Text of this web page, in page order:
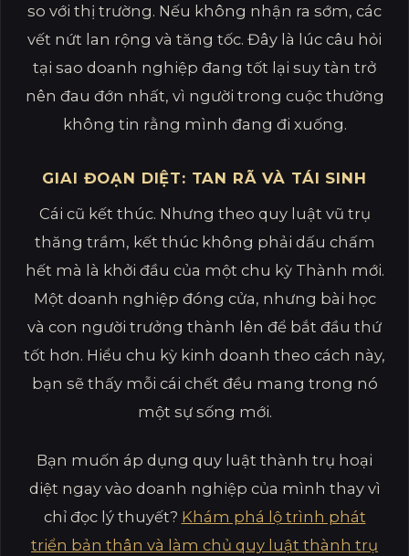
so với thị trường. Nếu không nhận ra sớm, các
vết nứt lan rộng và tăng tốc. Đây là lúc câu hỏi
tại sao doanh nghiệp đang tốt lại suy tàn trở
nên đau đớn nhất, vì người trong cuộc thường
không tin rằng mình đang đi xuống.
GIAI ĐOẠN DIỆT: TAN RÃ VÀ TÁI SINH
Cái cũ kết thúc. Nhưng theo quy luật vũ trụ
thăng trầm, kết thúc không phải dấu chấm
hết mà là khởi đầu của một chu kỳ Thành mới.
Một doanh nghiệp đóng cửa, nhưng bài học
và con người trưởng thành lên để bắt đầu thứ
tốt hơn. Hiểu chu kỳ kinh doanh theo cách này,
bạn sẽ thấy mỗi cái chết đều mang trong nó
một sự sống mới.
Bạn muốn áp dụng quy luật thành trụ hoại
diệt ngay vào doanh nghiệp của mình thay vì
chỉ đọc lý thuyết? Khám phá lộ trình phát
triển bản thân và làm chủ quy luật thành trụ